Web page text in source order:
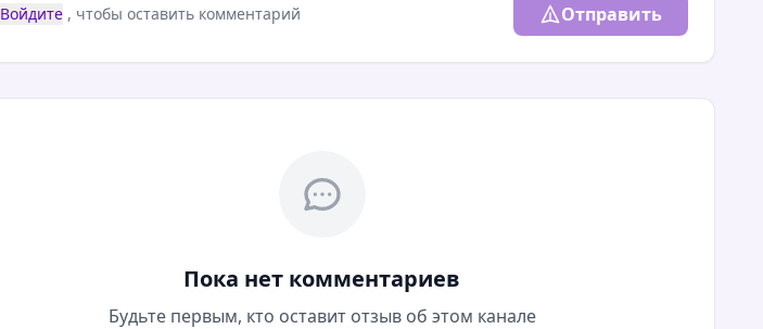
Войдите, чтобы оставить комментарий Отправить
Пока нет комментариев
Будьте первым, кто оставит отзыв об этом канале